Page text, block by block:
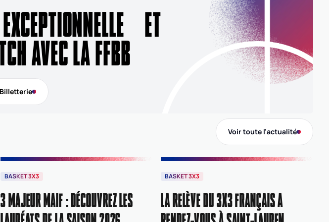
ET
AVEC LA FFBB
Voir toute l'actualité
BASKET 3X3
3 MAJEUR MAIF : DÉCOUVREZ LES
BASKET 3X3
LA RELÈVE DU 3X3 FRANÇAIS A